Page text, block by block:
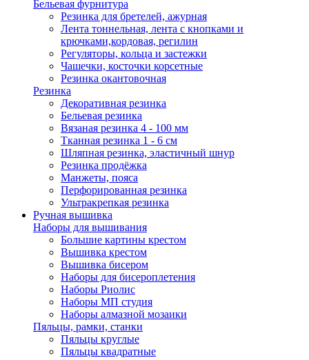
Бельевая фурнитура
Резинка для бретелей, ажурная
Лента тоннельная, лента с кнопками и
крючками,кордовая, регилин
Регуляторы, кольца и застежки
Чашечки, косточки корсетные
Резинка окантовочная
Резинка
Декоративная резинка
Бельевая резинка
Вязаная резинка 4 - 100 мм
Тканная резинка 1 - 6 см
Шляпная резинка, эластичный шнур
Резинка продёжка
Манжеты, пояса
Перфорированная резинка
Ультракрепкая резинка
Ручная вышивка
Наборы для вышивания
Большие картины крестом
Вышивка крестом
Вышивка бисером
Наборы для бисероплетения
Наборы Риолис
Наборы МП студия
Наборы алмазной мозаики
Пяльцы, рамки, станки
Пяльцы круглые
Пяльцы квадратные